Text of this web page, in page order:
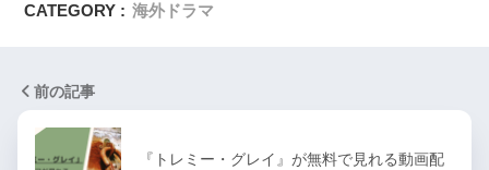
CATEGORY : 海外ドラマ
前の記事
『トレミー・グレイ』が無料で見れる動画配